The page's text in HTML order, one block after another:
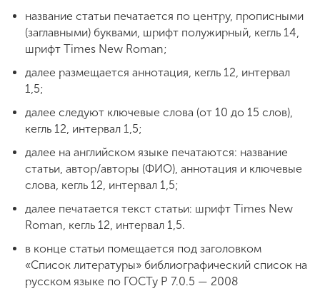
ENG SPN CHI
Приемная
комиссия
+7 (831) 262-26-20
название статьи печатается по центру, прописными
(заглавными) буквами, шрифт полужирный, кегль 14,
шрифт Times New Roman;
далее размещается аннотация, кегль 12, интервал
1,5;
далее следуют ключевые слова (от 10 до 15 слов),
кегль 12, интервал 1,5;
далее на английском языке печатаются: название
статьи, автор/авторы (ФИО), аннотация и ключевые
слова, кегль 12, интервал 1,5;
далее печатается текст статьи: шрифт Times New
Roman, кегль 12, интервал 1,5.
в конце статьи помещается под заголовком
«Список литературы» библиографический список на
русском языке по ГОСТу Р 7.0.5 — 2008